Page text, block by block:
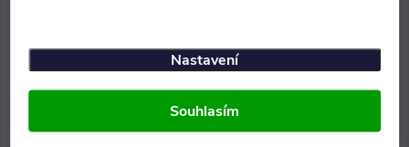
Nastavení
Souhlasím